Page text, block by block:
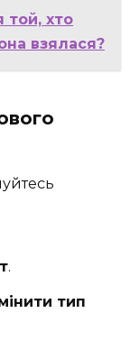
той, хто
взялася?
.
тип